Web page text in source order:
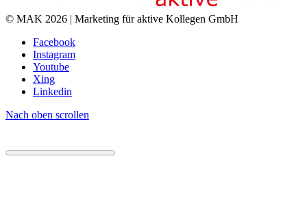
© MAK 2026 | Marketing für aktive Kollegen GmbH
Facebook
Instagram
Youtube
Xing
Linkedin
Nach oben scrollen